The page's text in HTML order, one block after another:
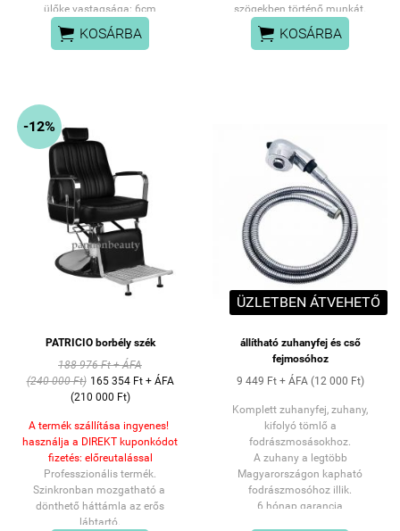
ülőke vastagsága: 6cm
SZEMÉLYES ÁTVÉTEL:
PANNÓNIA UTCAI
 KOSÁRBA
szögekben történő munkát.
A pedál felemelésével fixalható a
szék poziciója.
 KOSÁRBA
-12%
PATRICIO borbély szék
188 976 Ft + ÁFA
(240 000 Ft) 165 354 Ft + ÁFA
(210 000 Ft)
A termék szállítása ingyenes!
használja a DIREKT kuponkódot
fizetés: előreutalással
Professzionális termék.
Szinkronban mozgatható a
dönthető háttámla az erős
lábtartó.
ÜZLETBEN ÁTVEHETŐ
állítható zuhanyfej és cső
fejmosóhoz
9 449 Ft + ÁFA (12 000 Ft)
Komplett zuhanyfej, zuhany,
kifolyó tömlő a
fodrászmosásokhoz.
A zuhany a legtöbb
Magyarországon kapható
fodrászmosóhoz illik.
6 hónap garancia